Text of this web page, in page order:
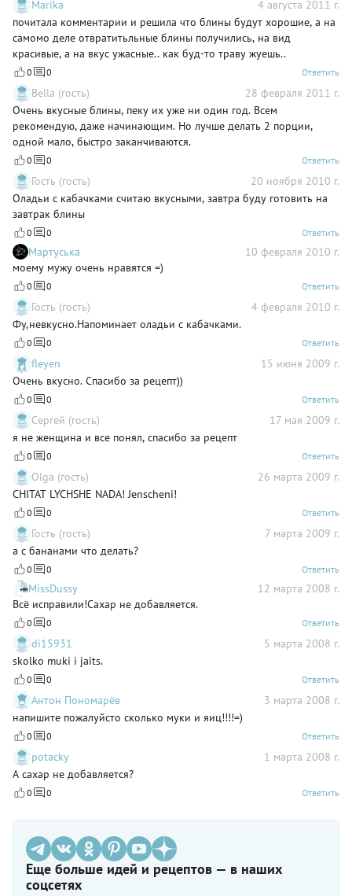
Marika
4 августа 2011 г.
почитала комментарии и решила что блины будут хорошие, а на
самомо деле отвратитьльные блины получились, на вид
красивые, а на вкус ужасные.. как буд-то траву жуешь..
0 0 Ответить
Bella (гость)
28 февраля 2011 г.
Очень вкусные блины, пеку их уже ни один год. Всем
рекомендую, даже начинающим. Но лучше делать 2 порции,
одной мало, быстро заканчиваются.
0 0 Ответить
Гость (гость)
20 ноября 2010 г.
Оладьи с кабачками считаю вкусными, завтра буду готовить на
завтрак блины
0 0 Ответить
Мартуська
10 февраля 2010 г.
моему мужу очень нравятся =)
0 0 Ответить
Гость (гость)
4 февраля 2010 г.
Фу,невкусно.Напоминает оладьи с кабачками.
0 0 Ответить
fleyen
15 июня 2009 г.
Очень вкусно. Спасибо за рецепт))
0 0 Ответить
Сергей (гость)
17 мая 2009 г.
я не женщина и все понял, спасибо за рецепт
0 0 Ответить
Olga (гость)
26 марта 2009 г.
CHITAT LYCHSHE NADA! Jenscheni!
0 0 Ответить
Гость (гость)
7 марта 2009 г.
а с бананами что делать?
0 0 Ответить
MissDussy
12 марта 2008 г.
Всё исправили!Сахар не добавляется.
0 0 Ответить
di15931
5 марта 2008 г.
skolko muki i jaits.
0 0 Ответить
Антон Пономарёв
3 марта 2008 г.
напишите пожалуйсто сколько муки и яиц!!!!=)
0 0 Ответить
potacky
1 марта 2008 г.
А сахар не добавляется?
0 0 Ответить
Еще больше идей и рецептов — в наших
соцсетях